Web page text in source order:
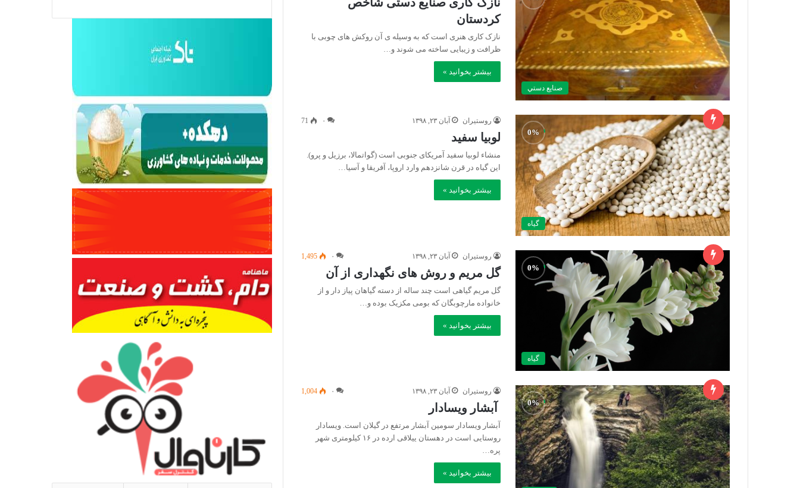
صنايع دستي
کردستان
نازک کاری هنری است که به وسیله ی آن روکش های چوبی با
ظرافت و زیبایی ساخته می شوند و…
بیشتر بخوانید »
گياه
روستیران آبان ۲۳, ۱۳۹۸ ۰ 71
لوبيا سفید
منشاء لوبيا سفید آمريکاى جنوبى است (گواتمالا، برزيل و پرو).
اين گياه در قرن شانزدهم وارد اروپا، آفريقا و آسيا…
بیشتر بخوانید »
گياه
روستیران آبان ۲۳, ۱۳۹۸ ۰ 1,495
گل مریم و روش های نگهداری از آن
گل مریم گیاهی است چند ساله از دسته گیاهان پیاز دار و از
خانواده مارچوبگان که بومی مکزیک بوده و…
بیشتر بخوانید »
روستیران آبان ۲۳, ۱۳۹۸ ۰ 1,004
آبشار ویسادار
آبشار ویسادار سومین آبشار مرتفع در گیلان است. ویسادار
روستایی است در دهستان ییلاقی ارده در ۱۶ کیلومتری شهر
پره…
بیشتر بخوانید »